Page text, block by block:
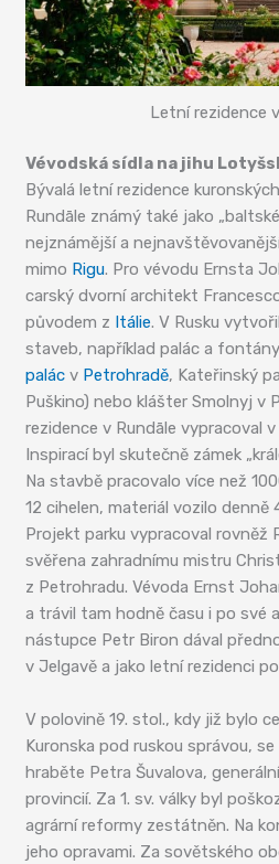
Letní rezidence
Vévodská sídla na jihu
Bývalá letní rezidence
Rundāle známý také jako
nejznámější a
mimo Rigu. Pro vévodu Ernsta
carský dvorní architekt
původem z Itálie. V Rusku
staveb, například palác a
palác v Petrohradě, Kateřinský
Puškino) nebo klášter Smolnyj v
rezidence v Rundāle vypracoval
Inspirací byl skutečně zámek
Na stavbě pracovalo více než
12 cihelen, materiál vozilo
Projekt parku vypracoval rovněž
svěřena zahradnímu mistru
z Petrohradu. Vévoda Ernst
a trávil tam hodně času i po své
nástupce Petr Biron dával
v Jelgavě a jako letní rezidenci
V polovině 19. stol., kdy již bylo
Kuronska pod ruskou správou,
hraběte Petra Šuvalova,
provincií. Za 1. sv. války byl
agrární reformy zestátněn. Na
jeho opravami. Za sovětského